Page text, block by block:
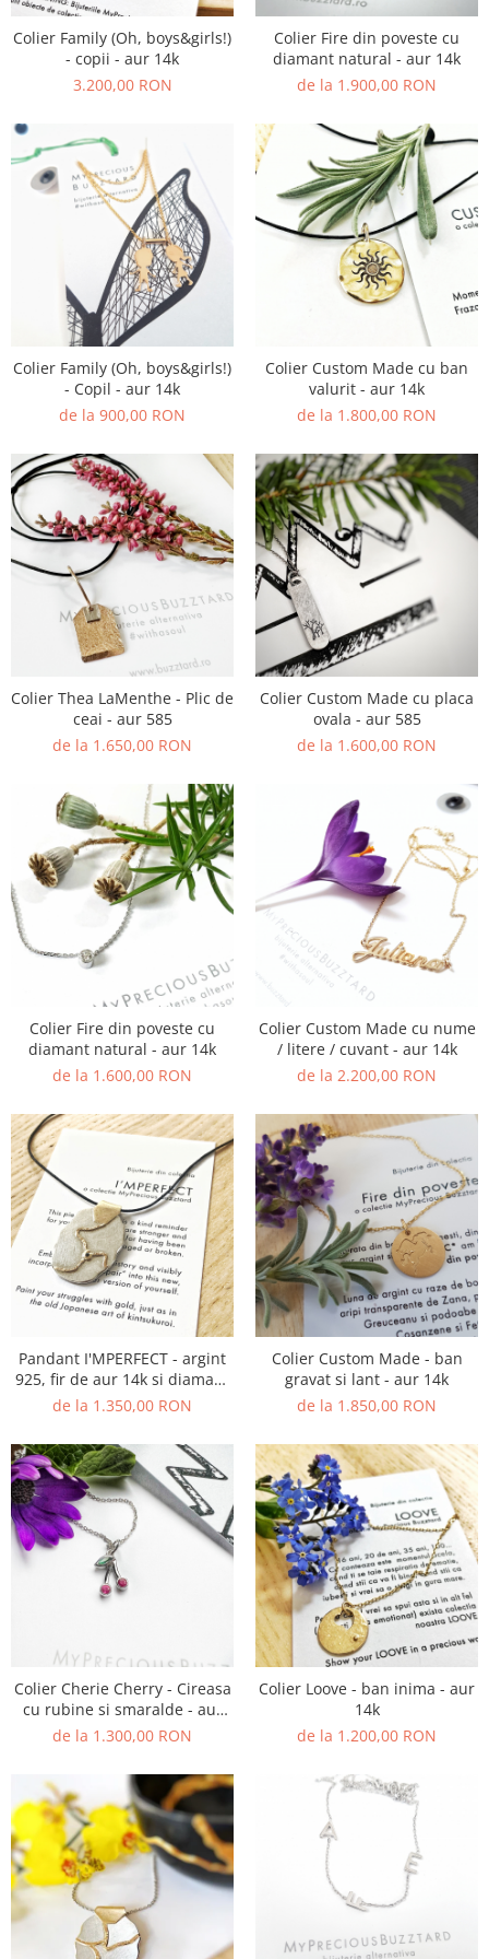
AN-TAN-TICHITAN
Colier Family (Oh, boys&girls!)
- copii - aur 14k
3.200,00 RON
Colier Fire din poveste cu
diamant natural - aur 14k
de la 1.900,00 RON
Colier Family (Oh, boys&girls!)
- Copil - aur 14k
de la 900,00 RON
Colier Custom Made cu ban
valurit - aur 14k
de la 1.800,00 RON
Colier Thea LaMenthe - Plic de
ceai - aur 585
de la 1.650,00 RON
Colier Custom Made cu placa
ovala - aur 585
de la 1.600,00 RON
Colier Fire din poveste cu
diamant natural - aur 14k
de la 1.600,00 RON
Colier Custom Made cu nume
/ litere / cuvant - aur 14k
de la 2.200,00 RON
Pandant I'MPERFECT - argint
925, fir de aur 14k si diamant
natural
de la 1.350,00 RON
Colier Custom Made - ban
gravat si lant - aur 14k
de la 1.850,00 RON
Colier Cherie Cherry - Cireasa
cu rubine si smaralde - aur
14k
de la 1.300,00 RON
Colier Loove - ban inima - aur
14k
de la 1.200,00 RON